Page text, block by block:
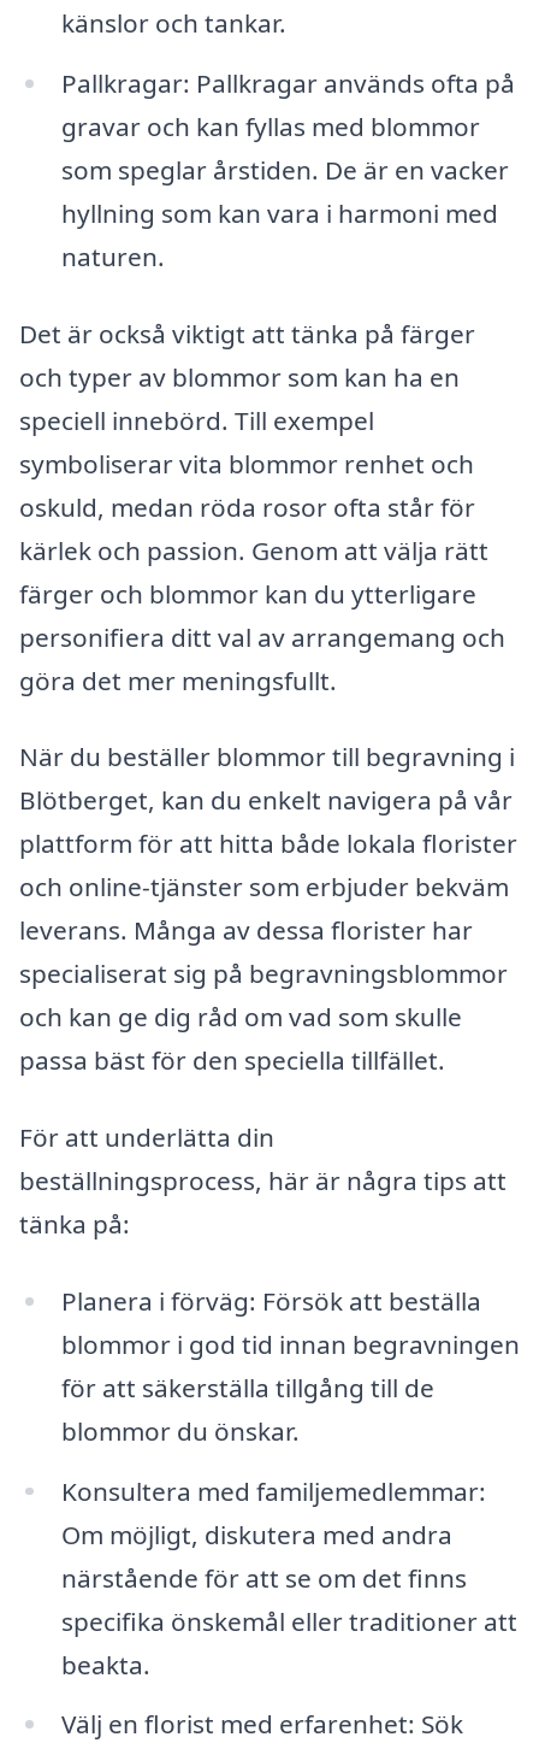
känslor och tankar.
Pallkragar: Pallkragar används ofta på
gravar och kan fyllas med blommor
som speglar årstiden. De är en vacker
hyllning som kan vara i harmoni med
naturen.
Det är också viktigt att tänka på färger
och typer av blommor som kan ha en
speciell innebörd. Till exempel
symboliserar vita blommor renhet och
oskuld, medan röda rosor ofta står för
kärlek och passion. Genom att välja rätt
färger och blommor kan du ytterligare
personifiera ditt val av arrangemang och
göra det mer meningsfullt.
När du beställer blommor till begravning i
Blötberget, kan du enkelt navigera på vår
plattform för att hitta både lokala florister
och online-tjänster som erbjuder bekväm
leverans. Många av dessa florister har
specialiserat sig på begravningsblommor
och kan ge dig råd om vad som skulle
passa bäst för den speciella tillfället.
För att underlätta din
beställningsprocess, här är några tips att
tänka på:
Planera i förväg: Försök att beställa
blommor i god tid innan begravningen
för att säkerställa tillgång till de
blommor du önskar.
Konsultera med familjemedlemmar:
Om möjligt, diskutera med andra
närstående för att se om det finns
specifika önskemål eller traditioner att
beakta.
Välj en florist med erfarenhet: Sök